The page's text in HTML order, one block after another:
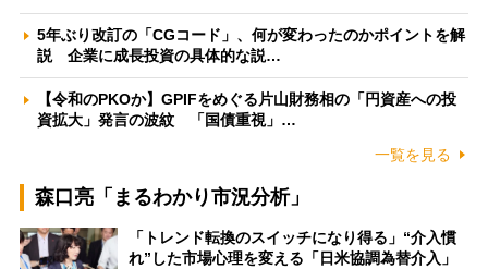
5年ぶり改訂の「CGコード」、何が変わったのかポイントを解
説 企業に成長投資の具体的な説…
【令和のPKOか】GPIFをめぐる片山財務相の「円資産への投
資拡大」発言の波紋 「国債重視」…
一覧を見る
森口亮「まるわかり市況分析」
「トレンド転換のスイッチになり得る」“介入慣
れ”した市場心理を変える「日米協調為替介入」